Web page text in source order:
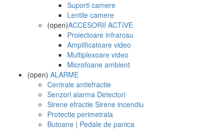
Suporti camere
Lentile camere
(open)ACCESORII ACTIVE
Proiectoare infrarosu
Amplificatoare video
Multiplexoare video
Microfoane ambient
(open) ALARME
Centrale antiefractie
Senzori alarma Detectori
Sirene efractie Sirene incendiu
Protectie perimetrala
Butoane | Pedale de panica